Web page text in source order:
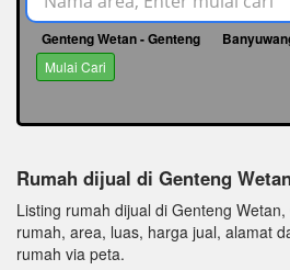
Genteng Wetan - Genteng
Mulai Cari
Rumah dijual di Genteng
Listing rumah dijual di Genteng
rumah, area, luas, harga jual, alamat
rumah via peta.